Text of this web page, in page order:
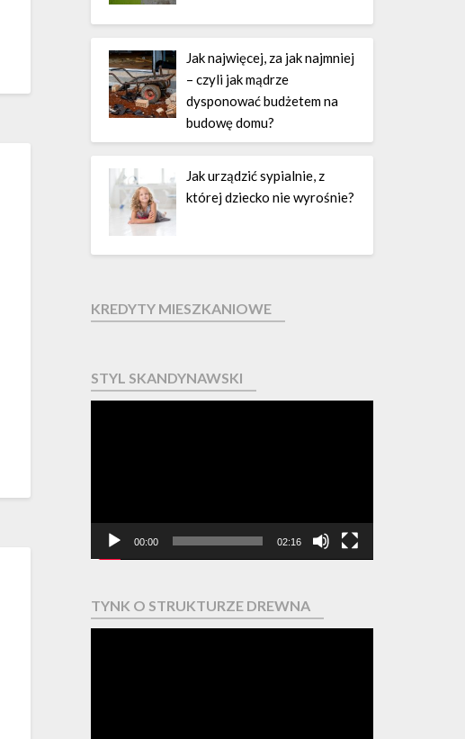
Jak najwięcej, za jak najmniej
– czyli jak mądrze
dysponować budżetem na
budowę domu?
Jak urządzić sypialnie, z
której dziecko nie wyrośnie?
KREDYTY MIESZKANIOWE
STYL SKANDYNAWSKI
00:00 02:16
TYNK O STRUKTURZE DREWNA